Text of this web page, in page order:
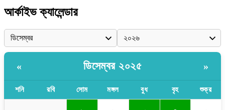
আর্কাইভ ক্যালেন্ডার
« ডিসেম্বর ২০২৫ »
শনি রবি সোম মঙ্গল বুধ বৃহ শুক্র